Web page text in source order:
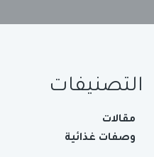
التصنيفات
مقالات
وصفات غذائية